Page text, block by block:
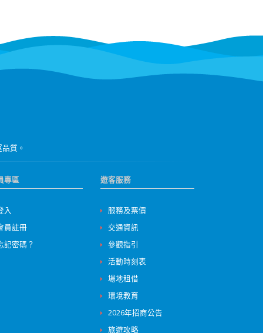
質。
專區
入
員註冊
記密碼？
遊客服務
服務及票價
交通資訊
參觀指引
活動時刻表
場地租借
環境教育
2026年招商公告
旅遊攻略